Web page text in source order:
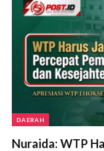
DAERAH
Nuraida: WTP